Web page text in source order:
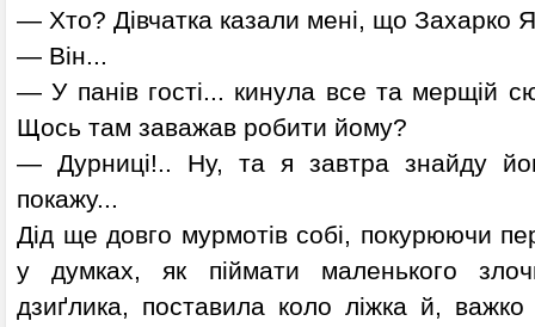
— Хто? Дівчатка казали мені, що Захарко
— Він...
— У панів гості... кинула все та мерщій
Щось там заважав робити йому?
— Дурниці!.. Ну, та я завтра знайду
покажу...
Дід ще довго мурмотів собі, покурюючи
у думках, як піймати маленького
дзиґлика, поставила коло ліжка й, важко